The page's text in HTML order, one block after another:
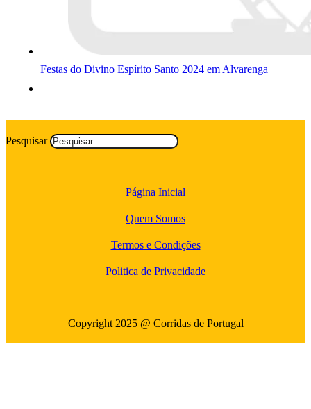
Festas do Divino Espírito Santo 2024 em Alvarenga
Pesquisar
Página Inicial
Quem Somos
Termos e Condições
Politica de Privacidade
Copyright 2025 @ Corridas de Portugal